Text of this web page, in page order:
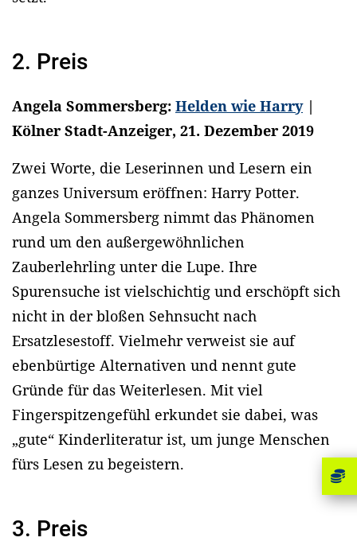
2. Preis
Angela Sommersberg: Helden wie Harry|
Kölner Stadt-Anzeiger, 21. Dezember 2019
Zwei Worte, die Leserinnen und Lesern ein
ganzes Universum eröffnen: Harry Potter.
Angela Sommersberg nimmt das Phänomen
rund um den außergewöhnlichen
Zauberlehrling unter die Lupe. Ihre
Spurensuche ist vielschichtig und erschöpft sich
nicht in der bloßen Sehnsucht nach
Ersatzlesestoff. Vielmehr verweist sie auf
ebenbürtige Alternativen und nennt gute
Gründe für das Weiterlesen. Mit viel
Fingerspitzengefühl erkundet sie dabei, was
„gute“ Kinderliteratur ist, um junge Menschen
fürs Lesen zu begeistern.
3. Preis